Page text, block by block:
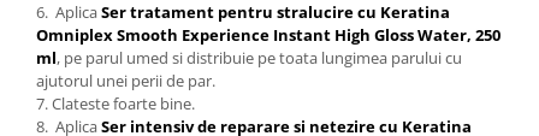
6. AplicaSer tratament pentru stralucire cu Keratina
Omniplex Smooth Experience Instant High Gloss Water, 250
ml, pe parul umed si distribuie pe toata lungimea parului cu
ajutorul unei perii de par.
7. Clateste foarte bine.
8. AplicaSer intensiv de reparare si netezire cu Keratina